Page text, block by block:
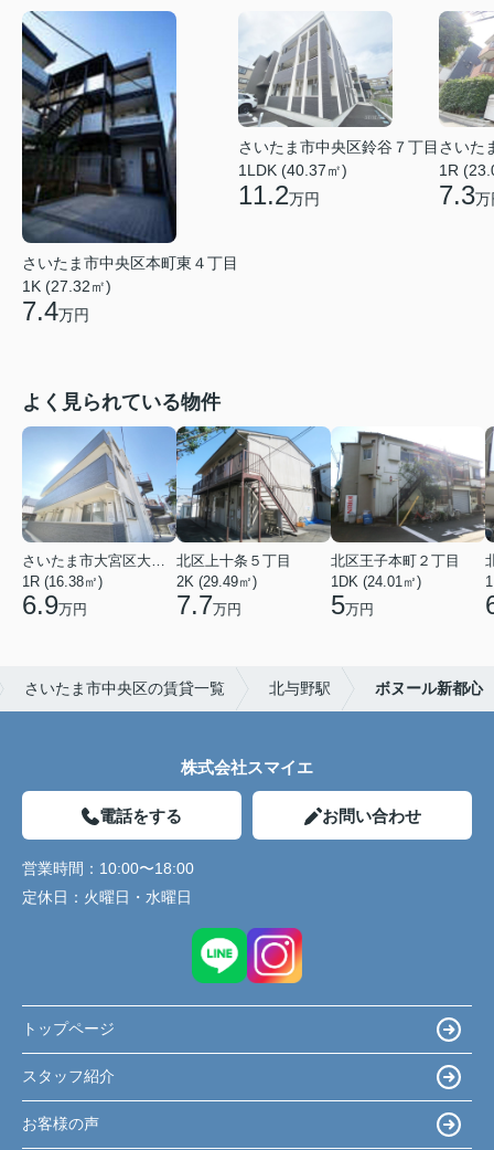
さいたま市中央区本町東４丁目
1K (27.32㎡)
7.4万円
さいたま市中央区鈴谷７丁目
1LDK (40.37㎡)
11.2万円
さいた
1R
7.3万
よく見られている物件
1R (16.38㎡)
6.9万円
北区上十条５丁目
2K (29.49㎡)
7.7万円
北区王子本町２丁目
1DK (24.01㎡)
5万円
さいたま市中央区の賃貸一覧 北与野駅 ボヌール新都心
株式会社スマイエ
電話をする お問い合わせ
営業時間： 10:00〜18:00
定休日： 火曜日・水曜日
トップページ
スタッフ紹介
お客様の声